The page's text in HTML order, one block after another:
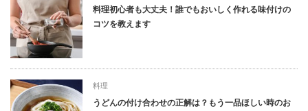
料理初心者も大丈夫！誰でもおいしく作れる味付けの
コツを教えます
料理
うどんの付け合わせの正解は？もう一品ほしい時のお